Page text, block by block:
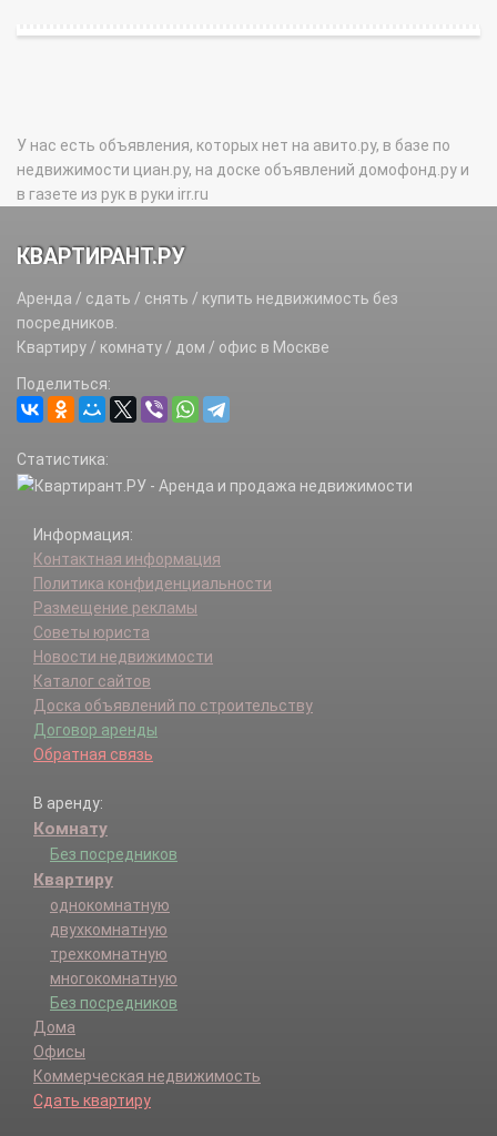
У нас есть объявления, которых нет на авито.ру, в базе по
недвижимости циан.ру, на доске объявлений домофонд.ру и
в газете из рук в руки irr.ru
КВАРТИРАНТ.РУ
Аренда / сдать / снять / купить недвижимость без
посредников.
Квартиру / комнату / дом / офис в Москве
Поделиться:
Статистика:
Информация:
Контактная информация
Политика конфиденциальности
Размещение рекламы
Советы юриста
Новости недвижимости
Каталог сайтов
Доска объявлений по строительству
Договор аренды
Обратная связь
В аренду:
Комнату
Без посредников
Квартиру
однокомнатную
двухкомнатную
трехкомнатную
многокомнатную
Без посредников
Дома
Офисы
Коммерческая недвижимость
Сдать квартиру